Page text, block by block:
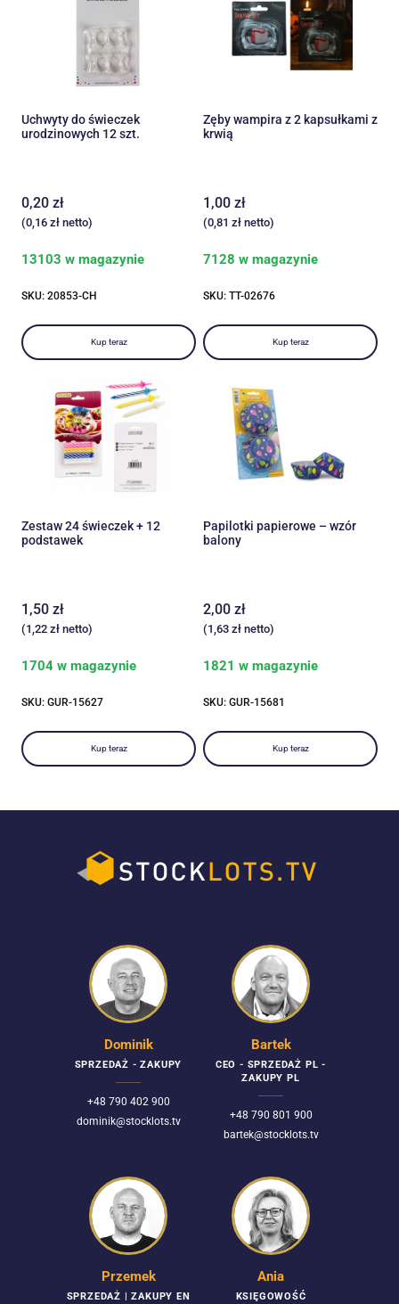
Uchwyty do świeczek
urodzinowych 12 szt.
0,20 zł
(0,16 zł netto)
13103 w magazynie
SKU: 20853-CH
Kup teraz
Zęby wampira z 2 kapsułkami z
krwią
1,00 zł
(0,81 zł netto)
7128 w magazynie
SKU: TT-02676
Kup teraz
Zestaw 24 świeczek + 12
podstawek
1,50 zł
(1,22 zł netto)
1704 w magazynie
SKU: GUR-15627
Kup teraz
Papilotki papierowe – wzór
balony
2,00 zł
(1,63 zł netto)
1821 w magazynie
SKU: GUR-15681
Kup teraz
Dominik
SPRZEDAŻ - ZAKUPY
+48 790 402 900
dominik@stocklots.tv
Bartek
CEO - SPRZEDAŻ PL -
ZAKUPY PL
+48 790 801 900
bartek@stocklots.tv
Przemek
SPRZEDAŻ | ZAKUPY EN
Ania
KSIĘGOWOŚĆ